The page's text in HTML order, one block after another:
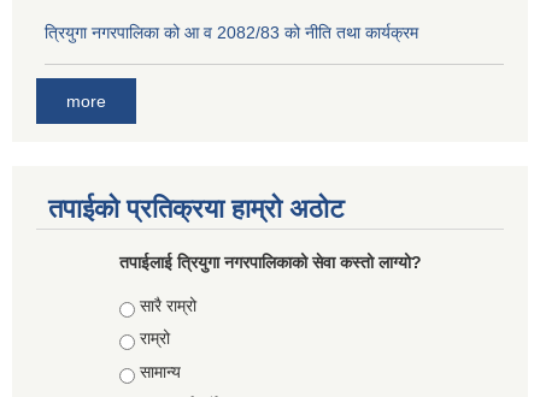
त्रियुगा नगरपालिका को आ व 2082/83 को नीति तथा कार्यक्रम
more
तपाईको प्रतिक्रया हाम्रो अठोट
तपाईलाई त्रियुगा नगरपालिकाको सेवा कस्तो लाग्यो?
Choices
सारै राम्रो
राम्रो
सामान्य